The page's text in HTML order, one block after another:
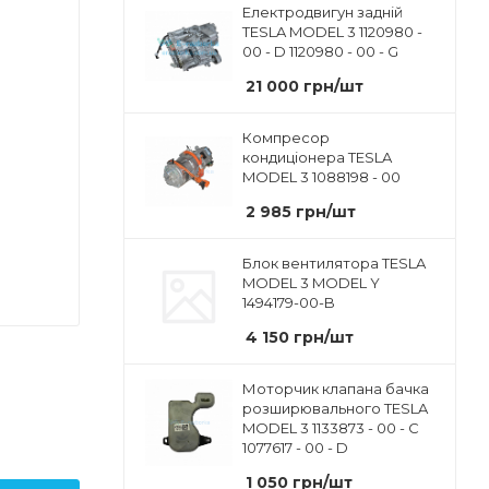
Електродвигун задній
TESLA MODEL 3 1120980 -
00 - D 1120980 - 00 - G
21 000 грн/шт
Компресор
кондиціонера TESLA
MODEL 3 1088198 - 00
2 985 грн/шт
Блок вентилятора TESLA
MODEL 3 MODEL Y
1494179-00-B
4 150 грн/шт
Моторчик клапана бачка
розширювального TESLA
MODEL 3 1133873 - 00 - C
1077617 - 00 - D
1 050 грн/шт